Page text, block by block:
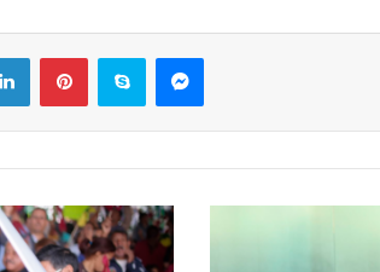
LinkedInPinterestSkype Messenger